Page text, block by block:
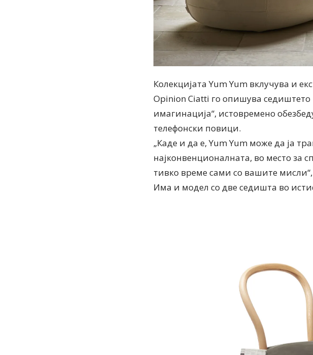
Колекцијата Yum Yum вклучува и
Opinion Ciatti го опишува седиштето
имагинација“, истовремено
телефонски повици.
„Каде и да е, Yum Yum може да ја
најконвенционалната, во место за
тивко време сами со вашите
Има и модел со две седишта во